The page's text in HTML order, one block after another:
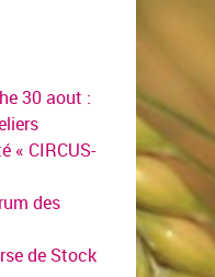
30 aout :
« CIRCUS-
des
de Stock